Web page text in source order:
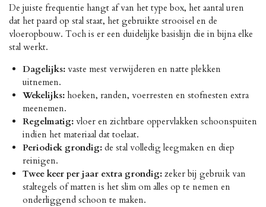
De juiste frequentie hangt af van het type box, het aantal uren
dat het paard op stal staat, het gebruikte strooisel en de
vloeropbouw. Toch is er een duidelijke basislijn die in bijna elke
stal werkt.
Dagelijks:vaste mest verwijderen en natte plekken
uitnemen.
Wekelijks:hoeken, randen, voerresten en stofnesten extra
meenemen.
Regelmatig:vloer en zichtbare oppervlakken schoonspuiten
indien het materiaal dat toelaat.
Periodiek grondig:de stal volledig leegmaken en diep
reinigen.
Twee keer per jaar extra grondig:zeker bij gebruik van
staltegels of matten is het slim om alles op te nemen en
onderliggend schoon te maken.